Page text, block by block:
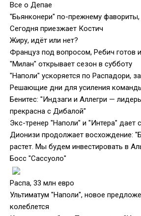
Все о Депае
"Бьянконери" по-прежнему
Сегодня приезжает Костич
Жиру, идёт или нет?
Француз под вопросом, Ребич готов
"Милан" открывает сезон в субботу
"Наполи" ускоряется по Распадори,
Решающие дни для усиления
Бенитес: "Индзаги и Аллегри —
прекрасна с Дибалой"
Экс-тренер "Наполи" и "Интера" дает
Дионизи продолжает восхождение:
растет. Мы будем инвестировать в
Босс "Сассуоло"
Распа, 33 млн евро
Ультиматум "Наполи", новое
колеблется